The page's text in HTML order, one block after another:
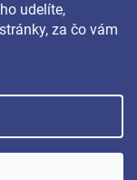
udelíte,
za čo vám
vyhradené.